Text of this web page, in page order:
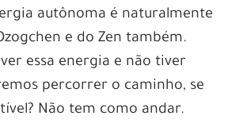
autônoma é naturalmente
e do Zen também.
essa energia e não tiver
percorrer o caminho, se
Não tem como andar.